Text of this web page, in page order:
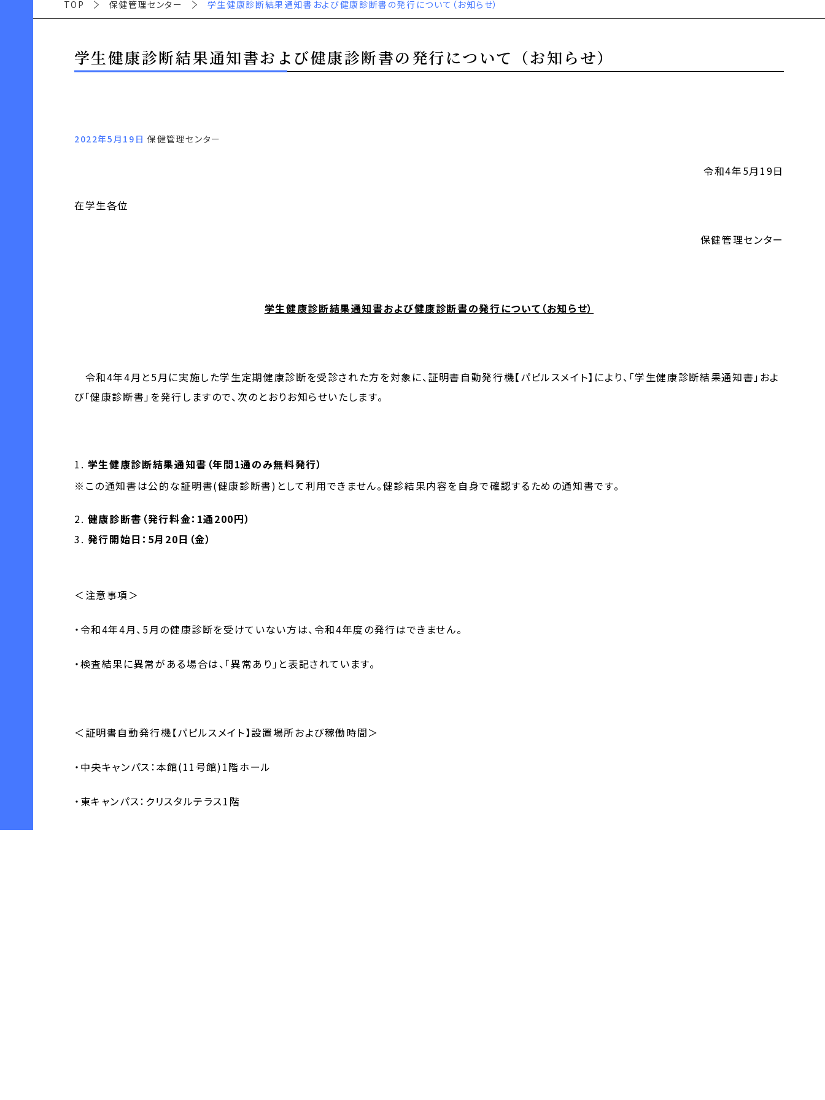
TOP 保健管理センター 学生健康診断結果通知書および健康診断書の発行について（お知らせ）
学生健康診断結果通知書および健康診断書の発行について（お知らせ）
2022年5月19日 保健管理センター
令和4年5月19日
在学生各位
保健管理センター
学生健康診断結果通知書および健康診断書の発行について（お知らせ）
令和4年4月と5月に実施した学生定期健康診断を受診された方を対象に、証明書自動発行機【パピルスメイト】により、「学生健康診断結果通知書」およ
び「健康診断書」を発行しますので、次のとおりお知らせいたします。
学生健康診断結果通知書（年間1通のみ無料発行）
※この通知書は公的な証明書(健康診断書)として利用できません。健診結果内容を自身で確認するための通知書です。
健康診断書（発行料金：1通200円）
発行開始日：5月20日（金）
＜注意事項＞
・令和4年4月、5月の健康診断を受けていない方は、令和4年度の発行はできません。
・検査結果に異常がある場合は、「異常あり」と表記されています。
＜証明書自動発行機【パピルスメイト】設置場所および稼働時間＞
・中央キャンパス：本館(11号館)1階ホール
・東キャンパス：クリスタルテラス1階